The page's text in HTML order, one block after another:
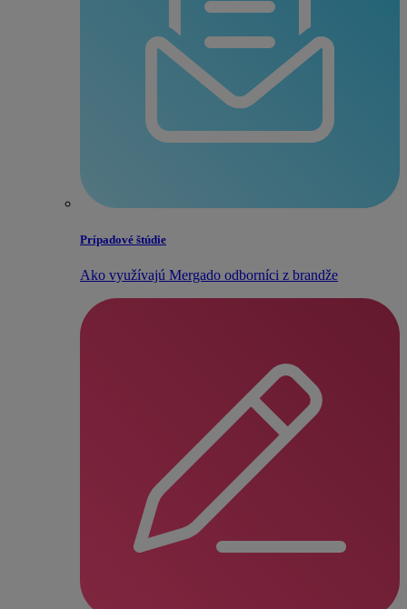
Prípadové štúdie
Ako využívajú Mergado odborníci z brandže